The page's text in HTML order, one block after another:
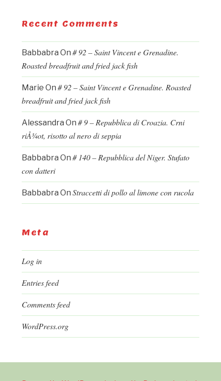
Recent Comments
Babbabra On # 92 – Saint Vincent e Grenadine.
Roasted breadfruit and fried jack fish
Marie On # 92 – Saint Vincent e Grenadine. Roasted
breadfruit and fried jack fish
Alessandra On # 9 – Repubblica di Croazia. Crni
riÅ¾ot, risotto al nero di seppia
Babbabra On # 140 – Repubblica del Niger. Stufato
con datteri
Babbabra On Straccetti di pollo al limone con rucola
Meta
Log in
Entries feed
Comments feed
WordPress.org